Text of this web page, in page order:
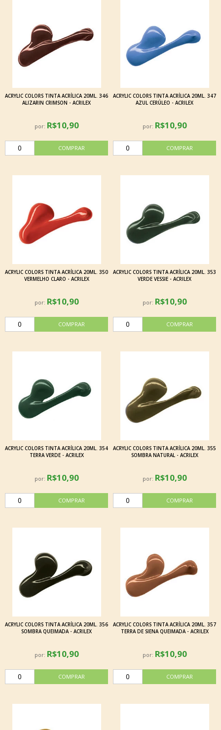
ACRYLIC COLORS TINTA ACRÍLICA 20ML. 346
ALIZARIN CRIMSON - ACRILEX
por: R$10,90
ACRYLIC COLORS TINTA ACRÍLICA 20ML. 347
AZUL CERÚLEO - ACRILEX
por: R$10,90
ACRYLIC COLORS TINTA ACRÍLICA 20ML. 350
VERMELHO CLARO - ACRILEX
por: R$10,90
ACRYLIC COLORS TINTA ACRÍLICA 20ML. 353
VERDE VESSIE - ACRILEX
por: R$10,90
ACRYLIC COLORS TINTA ACRÍLICA 20ML. 354
TERRA VERDE - ACRILEX
por: R$10,90
ACRYLIC COLORS TINTA ACRÍLICA 20ML. 355
SOMBRA NATURAL - ACRILEX
por: R$10,90
ACRYLIC COLORS TINTA ACRÍLICA 20ML. 356
SOMBRA QUEIMADA - ACRILEX
por: R$10,90
ACRYLIC COLORS TINTA ACRÍLICA 20ML. 357
TERRA DE SIENA QUEIMADA - ACRILEX
por: R$10,90